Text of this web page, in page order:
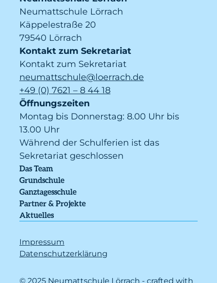
Neumattschule Lörrach
Käppelestraße 20
79540 Lörrach
Kontakt zum Sekretariat
Kontakt zum Sekretariat
neumattschule@loerrach.de
+49 (0) 7621 – 8 44 18
Öffnungszeiten
Montag bis Donnerstag: 8.00 Uhr bis
13.00 Uhr
Während der Schulferien ist das
Sekretariat geschlossen
Das Team
Grundschule
Ganztagesschule
Partner & Projekte
Aktuelles
© 2025 Neumattschule Lörrach - crafted with
Impressum
Datenschutzerklärung